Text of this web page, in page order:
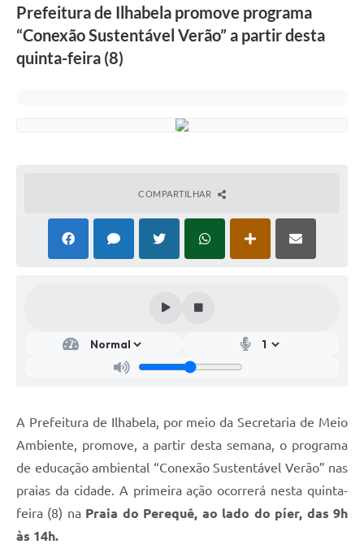
Prefeitura de Ilhabela promove programa
“Conexão Sustentável Verão” a partir desta
quinta-feira (8)
COMPARTILHAR
A Prefeitura de Ilhabela, por meio da Secretaria de Meio
Ambiente, promove, a partir desta semana, o programa
de educação ambiental “Conexão Sustentável Verão” nas
praias da cidade. A primeira ação ocorrerá nesta quinta-
feira (8) na Praia do Perequê, ao lado do píer, das 9h
às 14h.